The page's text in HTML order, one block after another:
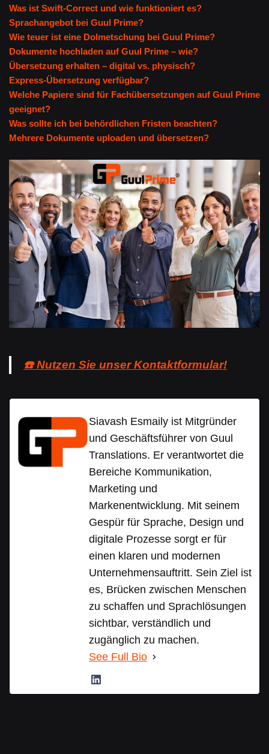
Was ist Swift-Correct und wie funktioniert es?
Sprachangebot bei Guul Prime?
Wie teuer ist eine Dolmetschung bei Guul Prime?
Dokumente hochladen auf Guul Prime – wie?
Übersetzung erhalten – digital vs. physisch?
Express-Übersetzung verfügbar?
Welche Papiere sind für Fachübersetzungen auf Guul Prime
geeignet?
Was sollte ich bei behördlichen Fristen beachten?
Mehrere Dokumente uploaden und übersetzen?
☎️ Nutzen Sie unser Kontaktformular!
Siavash Esmaily ist Mitgründer
und Geschäftsführer von Guul
Translations. Er verantwortet die
Bereiche Kommunikation,
Marketing und
Markenentwicklung. Mit seinem
Gespür für Sprache, Design und
digitale Prozesse sorgt er für
einen klaren und modernen
Unternehmensauftritt. Sein Ziel ist
es, Brücken zwischen Menschen
zu schaffen und Sprachlösungen
sichtbar, verständlich und
zugänglich zu machen.
See Full Bio